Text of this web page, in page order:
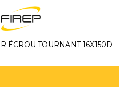
> MONTAGE TUYAU -
EMBOUT FEMELLE GAZ
ÉCROU TOURNANT 16X150D